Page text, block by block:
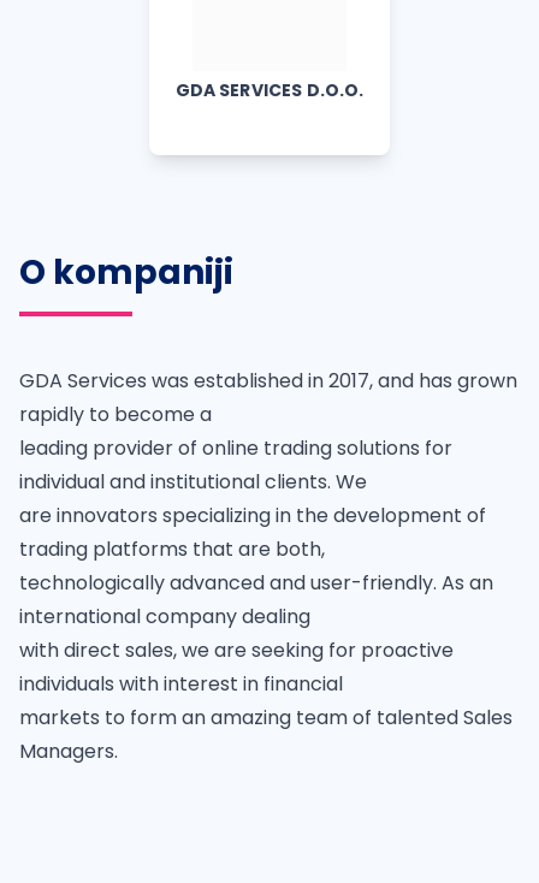
GDA SERVICES D.O.O.
O kompaniji
GDA Services was established in 2017, and has grown
rapidly to become a
leading provider of online trading solutions for
individual and institutional clients. We
are innovators specializing in the development of
trading platforms that are both,
technologically advanced and user-friendly. As an
international company dealing
with direct sales, we are seeking for proactive
individuals with interest in financial
markets to form an amazing team of talented Sales
Managers.